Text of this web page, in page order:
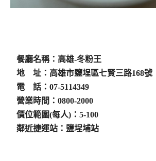
餐廳名稱：高雄-冬粉王
地 址：高雄市鹽埕區七賢三路168號
電 話：07-5114349
營業時間：0800-2000
價位範圍(每人)：5-100
鄰近捷運站：鹽埕埔站